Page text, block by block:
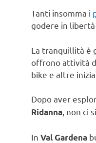
Tanti insomma i
godere in
La tranquillità è
offrono attività
bike e altre
Dopo aver
Ridanna , non
In Val Gardena